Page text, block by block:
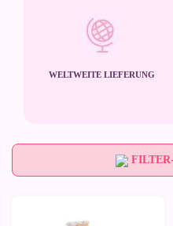
WELTWEITE LIEFERUNG